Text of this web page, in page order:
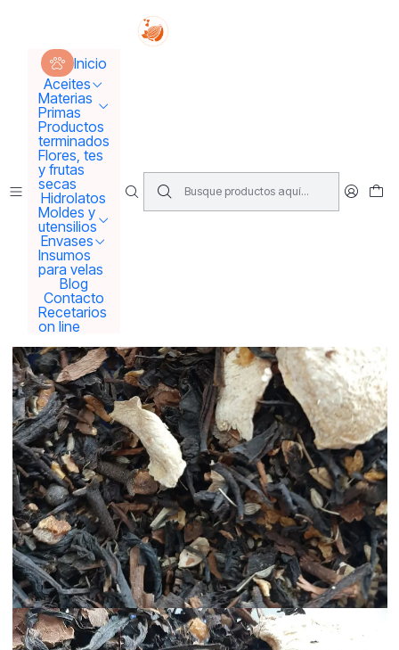
Inicio
Aceites
Materias
Primas
Productos
terminados
Flores, tes
y frutas
secas
Hidrolatos
Moldes y
utensilios
Envases
Insumos
para velas
Blog
Contacto
Recetarios
on line
Tus sueños se concretan aquí !!!
Inicio